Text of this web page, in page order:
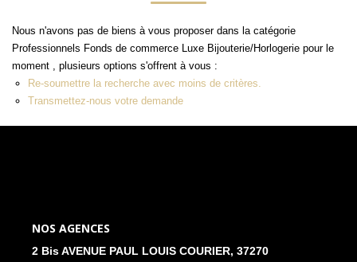
Nos Témoignages
Nos Partenaires
NOS ACTUALITÉS
Nous n'avons pas de biens à vous proposer dans la catégorie
Professionnels Fonds de commerce Luxe Bijouterie/Horlogerie pour le
moment , plusieurs options s'offrent à vous :
Re-soumettre la recherche avec moins de critères.
Transmettez-nous votre demande
NOS AGENCES
2 Bis AVENUE PAUL LOUIS COURIER, 37270